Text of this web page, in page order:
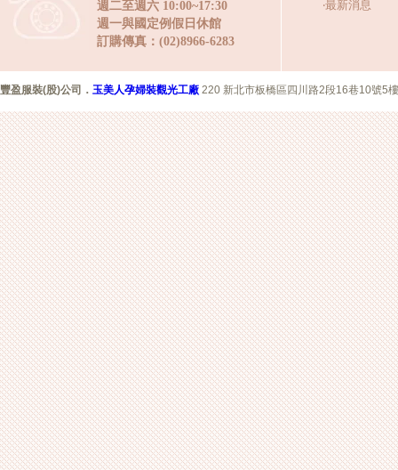
週二至週六 10:00~17:30
週一與國定例假日休館
訂購傳真：(02)8966-6283
‧最新消息
豐盈服裝(股)公司 ． 玉美人孕婦裝觀光工廠 220 新北市板橋區四川路2段16巷10號